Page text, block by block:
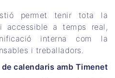
permet tenir tota la
accessible a temps real,
interna com la
i treballadors.
calendaris amb Timenet